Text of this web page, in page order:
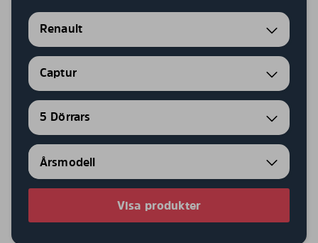
Renault
Captur
5 Dörrars
Visa produkter